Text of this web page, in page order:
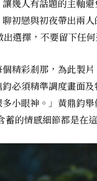
幾人有話題的主軸
初戀與初夜帶出兩
選擇，不要留下任何
精彩剎那，為此製
必須精準調度畫面
小眼神。」黃鼎鈞
的情感細節都是在